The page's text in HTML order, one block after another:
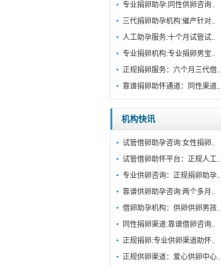
专业捐卵助孕:同性供卵咨询..
三代捐卵助孕机构:催产针对..
人工助孕服务:十个月试管试..
专业捐卵机构:专业捐卵男宝..
正规捐卵服务：六个月三代借..
靠谱捐卵助怀通道：同性渠道..
机构快讯
试管借卵助孕咨询:女性捐卵..
试管借卵助怀平台：正规人工..
专业供卵咨询：正规捐卵助孕..
靠谱供卵助孕咨询:两个多月..
借卵助孕机构：供卵供卵男孩..
同性捐卵渠道:靠谱借卵咨询..
正规捐卵:专业供卵渠道助怀..
正规供卵渠道：爱心供卵中心..